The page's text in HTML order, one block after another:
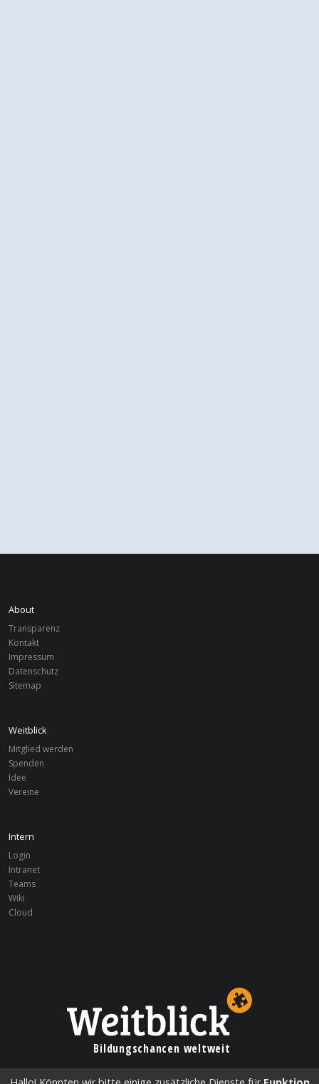
About
Transparenz
Kontakt
Impressum
Datenschutz
Sitemap
Weitblick
Mitglied werden
Spenden
Idee
Vereine
Intern
Login
Intranet
Teams
Wiki
Cloud
Bildungschancen weltweit